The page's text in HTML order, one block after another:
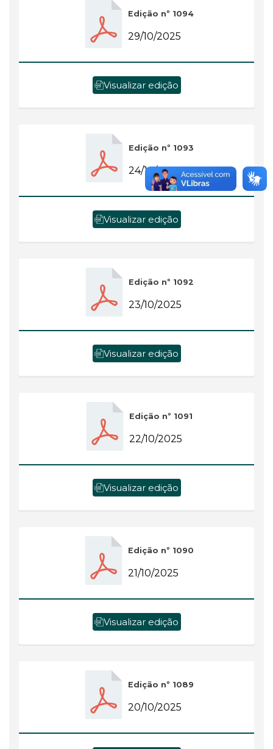
Edição nº 1094
29/10/2025
Visualizar edição
Edição nº 1093
24/10/2025
Visualizar edição
Edição nº 1092
23/10/2025
Visualizar edição
Edição nº 1091
22/10/2025
Visualizar edição
Edição nº 1090
21/10/2025
Visualizar edição
Edição nº 1089
20/10/2025